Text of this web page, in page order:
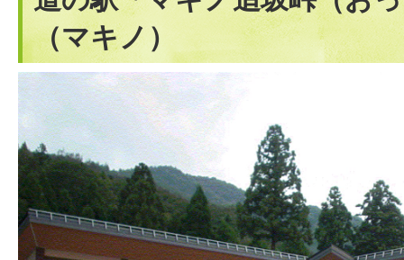
（マキノ）